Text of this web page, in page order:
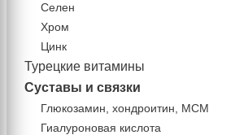
Селен
Хром
Цинк
Турецкие витамины
Суставы и связки
Глюкозамин, хондроитин, МСМ
Гиалуроновая кислота